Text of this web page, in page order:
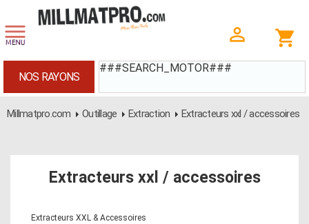
###SEARCH_MOTOR###
NOS RAYONS
Millmatpro.com Outillage Extraction Extracteurs xxl / accessoires
Extracteurs xxl / accessoires
Extracteurs XXL & Accessoires